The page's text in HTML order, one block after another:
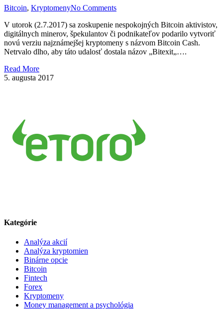
Bitcoin, KryptomenyNo Comments
V utorok (2.7.2017) sa zoskupenie nespokojných Bitcoin aktivistov,
digitálnych minerov, špekulantov či podnikateľov podarilo vytvoriť
novú verziu najznámejšej kryptomeny s názvom Bitcoin Cash.
Netrvalo dlho, aby táto udalosť dostala názov „Bitexit„….
Read More
5. augusta 2017
Kategórie
Analýza akcií
Analýza kryptomien
Binárne opcie
Bitcoin
Fintech
Forex
Kryptomeny
Money management a psychológia